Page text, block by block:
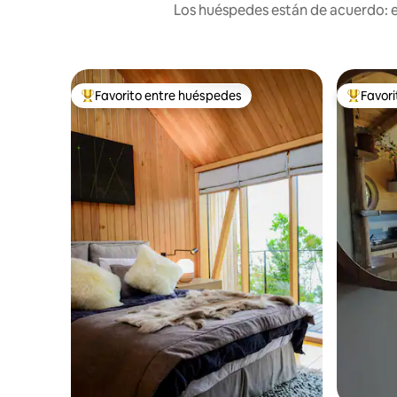
Los huéspedes están de
Favorito entre los huéspedes más destacados
Favorito entre huéspedes